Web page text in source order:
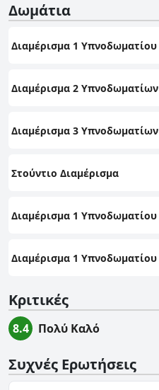
Δωμάτια
Διαμέρισμα 1 Υπνοδωματίου
Διαμέρισμα 2 Υπνοδωματίων
Διαμέρισμα 3 Υπνοδωματίων
Στούντιο Διαμέρισμα
Διαμέρισμα 1 Υπνοδωματίου
Διαμέρισμα 1 Υπνοδωματίου
Κριτικές
8.4 Πολύ Καλό
Συχνές Ερωτήσεις